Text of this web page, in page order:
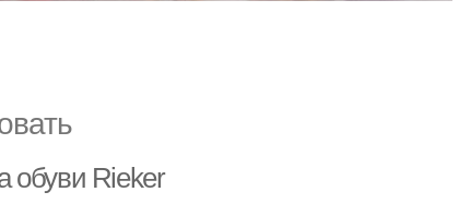
обуви Rieker